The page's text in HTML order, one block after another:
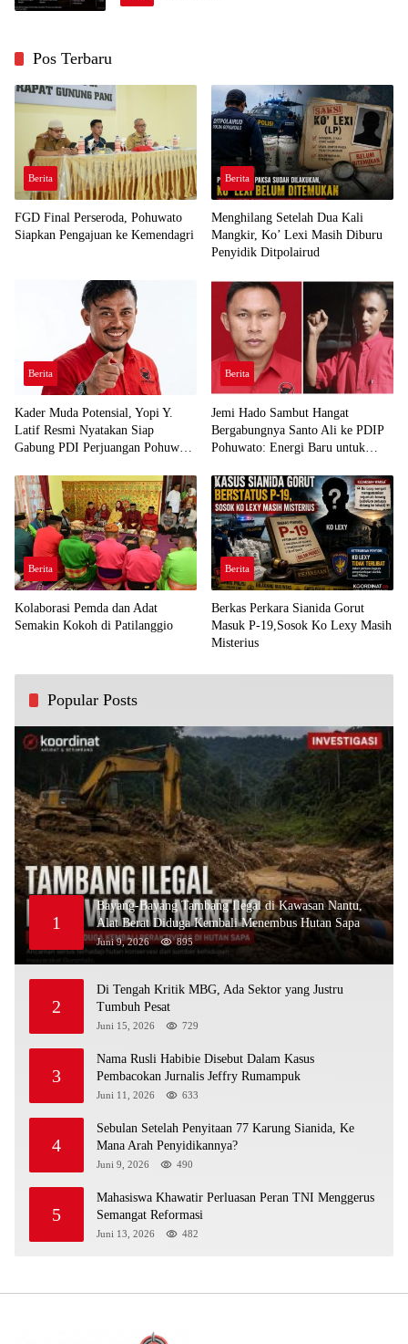
Pos Terbaru
Berita
FGD Final Perseroda, Pohuwato
Siapkan Pengajuan ke Kemendagri
Berita
Menghilang Setelah Dua Kali
Mangkir, Ko’ Lexi Masih Diburu
Penyidik Ditpolairud
Berita
Kader Muda Potensial, Yopi Y.
Latif Resmi Nyatakan Siap
Gabung PDI Perjuangan Pohuwato
Berita
Jemi Hado Sambut Hangat
Bergabungnya Santo Ali ke PDIP
Pohuwato: Energi Baru untuk
Berita
Kolaborasi Pemda dan Adat
Semakin Kokoh di Patilanggio
Berita
Berkas Perkara Sianida Gorut
Masuk P-19,Sosok Ko Lexy Masih
Misterius
Popular Posts
1
Bayang-Bayang Tambang Ilegal di Kawasan Nantu,
Alat Berat Diduga Kembali Menembus Hutan Sapa
Juni 9, 2026 895
2
Di Tengah Kritik MBG, Ada Sektor yang Justru
Tumbuh Pesat
Juni 15, 2026 729
3
Nama Rusli Habibie Disebut Dalam Kasus
Pembacokan Jurnalis Jeffry Rumampuk
Juni 11, 2026 633
4
Sebulan Setelah Penyitaan 77 Karung Sianida, Ke
Mana Arah Penyidikannya?
Juni 9, 2026 490
5
Mahasiswa Khawatir Perluasan Peran TNI Menggerus
Semangat Reformasi
Juni 13, 2026 482